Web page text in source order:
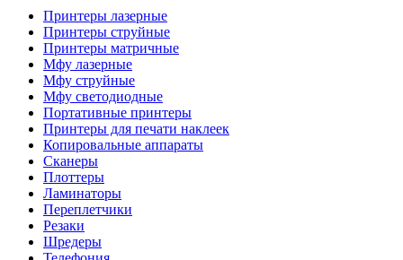
Камеры для видеоконференцсвязи
Аксессуары для видеоконференцсвязи
Системы безопасности и умный дом
Комплекты видеонаблюдения
Мониторы и видеостены
Регистраторы
Принтеры лазерные
Принтеры струйные
Принтеры матричные
Мфу лазерные
Мфу струйные
Мфу светодиодные
Портативные принтеры
Принтеры для печати наклеек
Копировальные аппараты
Сканеры
Плоттеры
Ламинаторы
Переплетчики
Резаки
Шредеры